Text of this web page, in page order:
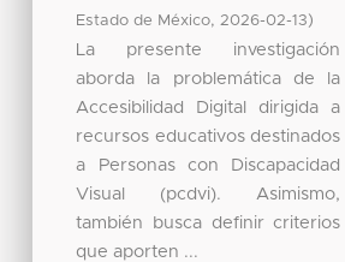
Estado de México, 2026-02-13)
La presente investigación
aborda la problemática de la
Accesibilidad Digital dirigida a
recursos educativos destinados
a Personas con Discapacidad
Visual (pcdvi). Asimismo,
también busca definir criterios
que aporten ...